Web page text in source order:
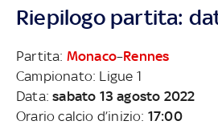
Riepilogo partita:
Partita: Monaco–Rennes
Campionato: Ligue 1
Data:sabato 13 agosto 2022
Orario calcio d’inizio: 17:00